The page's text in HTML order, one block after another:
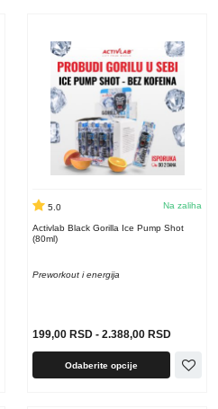
5.0 Na zaliha
Activlab Black Gorilla Ice Pump Shot
(80ml)
Preworkout i energija
199,00 RSD - 2.388,00 RSD
Odaberite opcije